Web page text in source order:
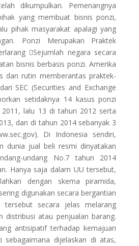
dikumpulkan. Pemenangnya
yang membuat bisnis ponzi,
pihak masyarakat apalagi yang
Ponzi Merupakan Praktek
Sejumlah negara secara
bisnis berbasis ponzi. Amerika
dan rutin memberantas praktek-
SEC (Securities and Exchange
setidaknya 14 kasus ponzi
lalu 13 di tahun 2012 serta
dan di tahun 2014 sebanyak 3
Di Indonesia sendiri,
dunia jual beli resmi dinyatakan
undang No.7 tahun 2014
Hanya saja dalam UU tersebut,
dengan skema piramida,
digunakan secara bergantian
tersebut secara jelas melarang
distribusi atau penjualan barang.
antisipatif terhadap kemajuan
sebagaimana dijelaskan di atas,